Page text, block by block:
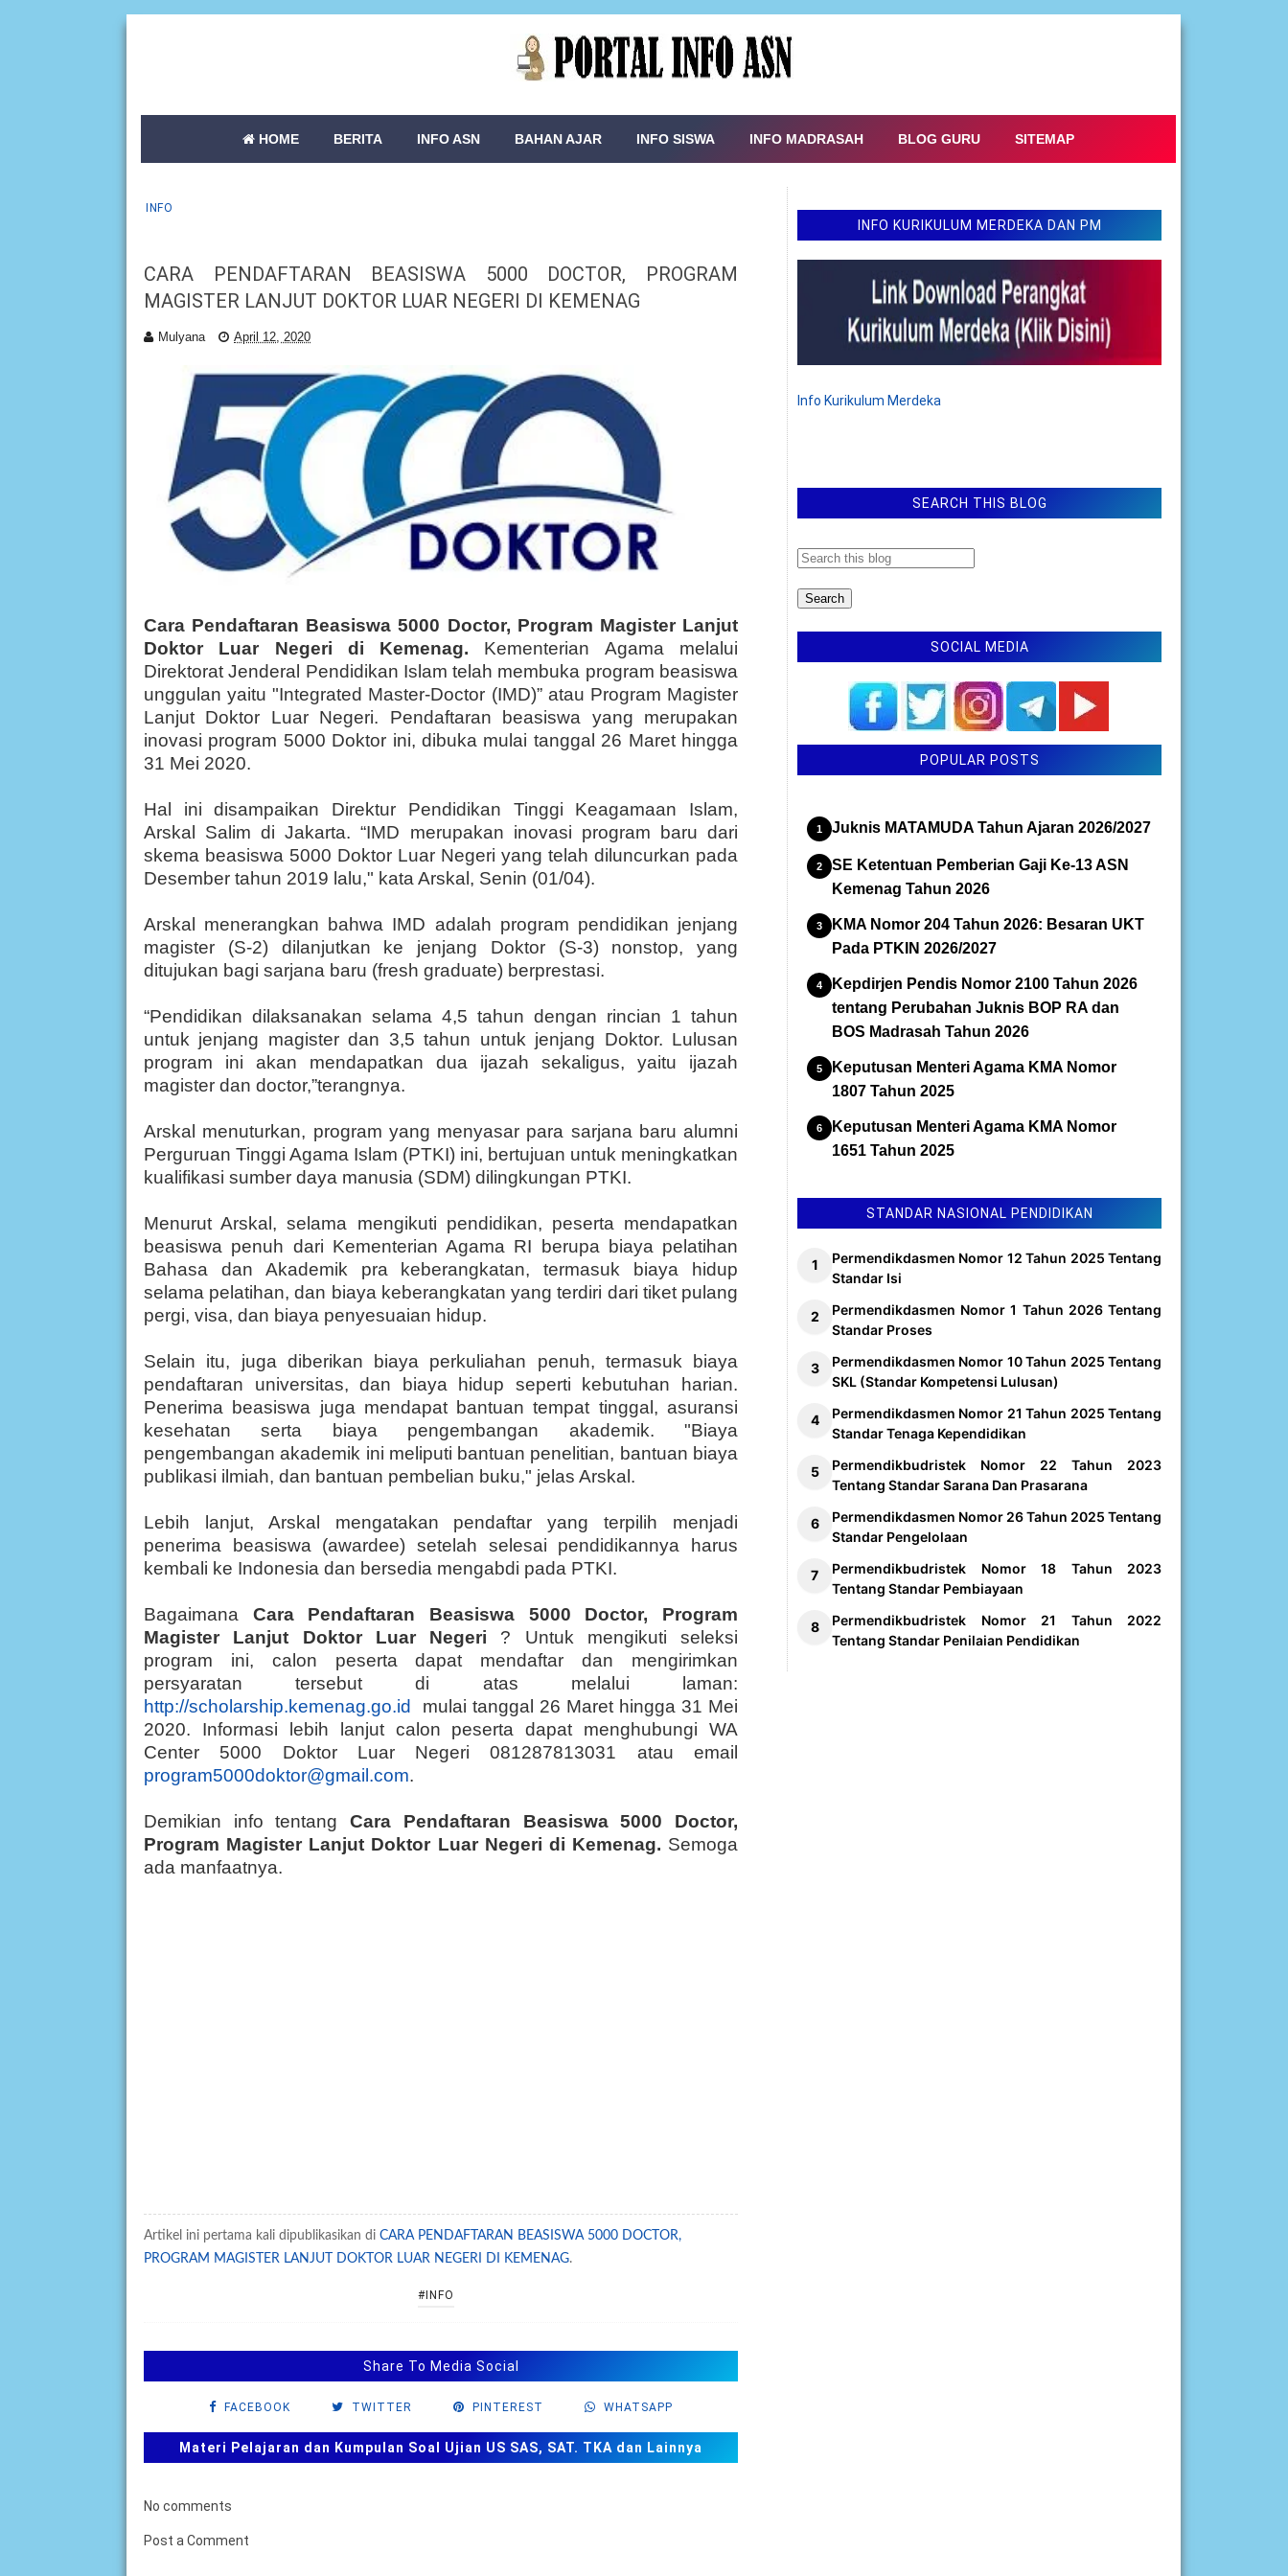
HOME BERITA INFO ASN BAHAN AJAR INFO SISWA INFO MADRASAH BLOG GURU SITEMAP
INFO
CARA PENDAFTARAN BEASISWA 5000 DOCTOR, PROGRAM
MAGISTER LANJUT DOKTOR LUAR NEGERI DI KEMENAG
Mulyana April 12, 2020
Cara Pendaftaran Beasiswa 5000 Doctor, Program Magister Lanjut
Doktor Luar Negeri di Kemenag. Kementerian Agama melalui
Direktorat Jenderal Pendidikan Islam telah membuka program beasiswa
unggulan yaitu "Integrated Master-Doctor (IMD)” atau Program Magister
Lanjut Doktor Luar Negeri. Pendaftaran beasiswa yang merupakan
inovasi program 5000 Doktor ini, dibuka mulai tanggal 26 Maret hingga
31 Mei 2020.
Hal ini disampaikan Direktur Pendidikan Tinggi Keagamaan Islam,
Arskal Salim di Jakarta. “IMD merupakan inovasi program baru dari
skema beasiswa 5000 Doktor Luar Negeri yang telah diluncurkan pada
Desember tahun 2019 lalu," kata Arskal, Senin (01/04).
Arskal menerangkan bahwa IMD adalah program pendidikan jenjang
magister (S-2) dilanjutkan ke jenjang Doktor (S-3) nonstop, yang
ditujukan bagi sarjana baru (fresh graduate) berprestasi.
“Pendidikan dilaksanakan selama 4,5 tahun dengan rincian 1 tahun
untuk jenjang magister dan 3,5 tahun untuk jenjang Doktor. Lulusan
program ini akan mendapatkan dua ijazah sekaligus, yaitu ijazah
magister dan doctor,”terangnya.
Arskal menuturkan, program yang menyasar para sarjana baru alumni
Perguruan Tinggi Agama Islam (PTKI) ini, bertujuan untuk meningkatkan
kualifikasi sumber daya manusia (SDM) dilingkungan PTKI.
Menurut Arskal, selama mengikuti pendidikan, peserta mendapatkan
beasiswa penuh dari Kementerian Agama RI berupa biaya pelatihan
Bahasa dan Akademik pra keberangkatan, termasuk biaya hidup
selama pelatihan, dan biaya keberangkatan yang terdiri dari tiket pulang
pergi, visa, dan biaya penyesuaian hidup.
Selain itu, juga diberikan biaya perkuliahan penuh, termasuk biaya
pendaftaran universitas, dan biaya hidup seperti kebutuhan harian.
Penerima beasiswa juga mendapat bantuan tempat tinggal, asuransi
kesehatan serta biaya pengembangan akademik. "Biaya
pengembangan akademik ini meliputi bantuan penelitian, bantuan biaya
publikasi ilmiah, dan bantuan pembelian buku," jelas Arskal.
Lebih lanjut, Arskal mengatakan pendaftar yang terpilih menjadi
penerima beasiswa (awardee) setelah selesai pendidikannya harus
kembali ke Indonesia dan bersedia mengabdi pada PTKI.
Bagaimana Cara Pendaftaran Beasiswa 5000 Doctor, Program
Magister Lanjut Doktor Luar Negeri ? Untuk mengikuti seleksi
program ini, calon peserta dapat mendaftar dan mengirimkan
persyaratan tersebut di atas melalui laman:
http://scholarship.kemenag.go.id
mulai tanggal 26 Maret hingga 31 Mei
2020. Informasi lebih lanjut calon peserta dapat menghubungi WA
Center 5000 Doktor Luar Negeri 081287813031 atau email
program5000doktor@gmail.com.
Demikian info tentangCara Pendaftaran Beasiswa 5000 Doctor,
Program Magister Lanjut Doktor Luar Negeri di Kemenag. Semoga
ada manfaatnya.
Artikel ini pertama kali dipublikasikan di CARA PENDAFTARAN BEASISWA 5000 DOCTOR,
PROGRAM MAGISTER LANJUT DOKTOR LUAR NEGERI DI KEMENAG.
#INFO
Share To Media Social
FACEBOOK TWITTER PINTEREST WHATSAPP
Materi Pelajaran dan Kumpulan Soal Ujian US SAS, SAT. TKA dan Lainnya
No comments
Post a Comment
INFO KURIKULUM MERDEKA DAN PM
Info Kurikulum Merdeka
SEARCH THIS BLOG
SOCIAL MEDIA
POPULAR POSTS
Juknis MATAMUDA Tahun Ajaran 2026/2027
SE Ketentuan Pemberian Gaji Ke-13 ASN
Kemenag Tahun 2026
KMA Nomor 204 Tahun 2026: Besaran UKT
Pada PTKIN 2026/2027
Kepdirjen Pendis Nomor 2100 Tahun 2026
tentang Perubahan Juknis BOP RA dan
BOS Madrasah Tahun 2026
Keputusan Menteri Agama KMA Nomor
1807 Tahun 2025
Keputusan Menteri Agama KMA Nomor
1651 Tahun 2025
STANDAR NASIONAL PENDIDIKAN
Permendikdasmen Nomor 12 Tahun 2025 Tentang
Standar Isi
Permendikdasmen Nomor 1 Tahun 2026 Tentang
Standar Proses
Permendikdasmen Nomor 10 Tahun 2025 Tentang
SKL (Standar Kompetensi Lulusan)
Permendikdasmen Nomor 21 Tahun 2025 Tentang
Standar Tenaga Kependidikan
Permendikbudristek Nomor 22 Tahun 2023
Tentang Standar Sarana Dan Prasarana
Permendikdasmen Nomor 26 Tahun 2025 Tentang
Standar Pengelolaan
Permendikbudristek Nomor 18 Tahun 2023
Tentang Standar Pembiayaan
Permendikbudristek Nomor 21 Tahun 2022
Tentang Standar Penilaian Pendidikan